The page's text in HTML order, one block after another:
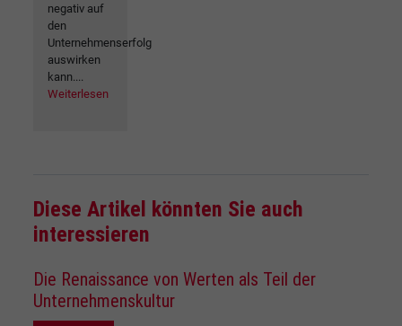
negativ auf
den
Unternehmenserfolg
auswirken
kann....
Weiterlesen
Diese Artikel könnten Sie auch
interessieren
Die Renaissance von Werten als Teil der
Unternehmenskultur